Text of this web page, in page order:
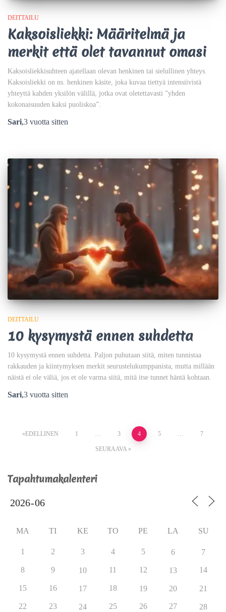
DEITTAILU
Kaksoisliekki: Määritelmä ja
merkit että olet tavannut omasi
Kaksoisliekkisuhteen ajatellaan olevan henkinen tai sielullinen yhteys.
Kaksoisliekki on ns. henkinen käsite, joka kuvaa tiettyä intensiivistä
yhteyttä kahden yksilön välillä, jotka ovat oletettavasti ”yhden
kokonaisuuden kaksi puoliskoa”.
Sari,3 vuotta sitten
DEITTAILU
10 kysymystä ennen suhdetta
10 kysymystä ennen suhdetta. Paljon puhutaan siitä, miten tunnistaa
rakkauden ja kiintymyksen merkit seurustelukumppanista, mutta millään
näistä ei ole väliä, jos et ole varma siitä, mitä itse tunnet häntä kohtaan.
Sari,3 vuotta sitten
EDELLINEN 1 … 3 4 5 … 7
SEURAAVA
Tapahtumakalenteri
MA TI KE TO PE LA SU
1 2 3 4 5 6 7
8 9 10 11 12 13 14
15 16 17 18 19 20 21
22 23 24 25 26 27 28